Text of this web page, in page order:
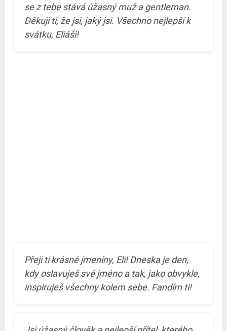
se z tebe stává úžasný muž a gentleman.
Děkuji ti, že jsi, jaký jsi. Všechno nejlepší k
svátku, Eliáši!
Přeji ti krásné jmeniny, Eli! Dneska je den,
kdy oslavuješ své jméno a tak, jako obvykle,
inspiruješ všechny kolem sebe. Fandím ti!